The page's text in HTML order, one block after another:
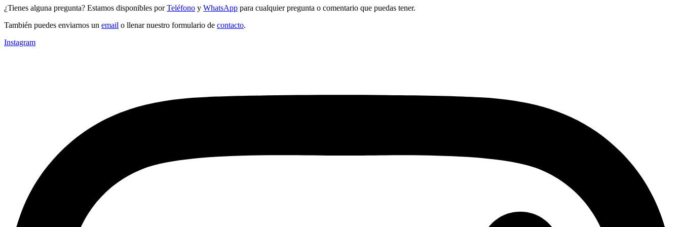
¿Tienes alguna pregunta? Estamos disponibles porTeléfono y WhatsApp para cualquier pregunta o comentario que puedas tener.
También puedes enviarnos un email o llenar nuestro formulario de contacto.
Instagram